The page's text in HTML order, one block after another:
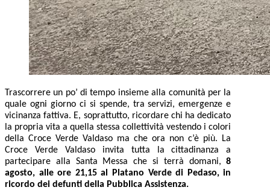
Trascorrere un po’ di tempo insieme alla comunità per la
quale ogni giorno ci si spende, tra servizi, emergenze e
vicinanza fattiva. E, soprattutto, ricordare chi ha dedicato
la propria vita a quella stessa collettività vestendo i colori
della Croce Verde Valdaso ma che ora non c’è più. La
Croce Verde Valdaso invita tutta la cittadinanza a
partecipare alla Santa Messa che si terrà domani, 8
agosto, alle ore 21,15 al Platano Verde di Pedaso, in
ricordo dei defunti della Pubblica Assistenza.